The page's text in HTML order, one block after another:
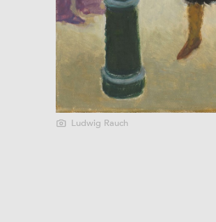
Ludwig Rauch